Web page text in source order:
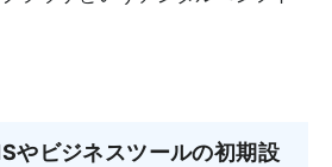
ビジネスツールの初期設